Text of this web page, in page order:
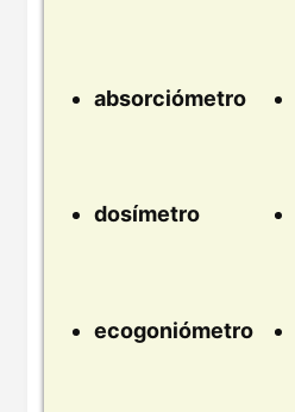
absorciómetro
dosímetro
ecogoniómetro